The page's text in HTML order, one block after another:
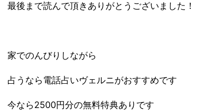
最後まで読んで頂きありがとうございました！
家でのんびりしながら
占うなら電話占いヴェルニがおすすめです
今なら2500円分の無料特典ありです